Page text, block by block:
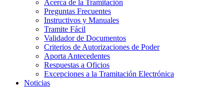
Acerca de la Tramitación
Preguntas Frecuentes
Instructivos y Manuales
Tramite Fácil
Validador de Documentos
Criterios de Autorizaciones de Poder
Aporta Antecedentes
Respuestas a Oficios
Excepciones a la Tramitación Electrónica
Noticias